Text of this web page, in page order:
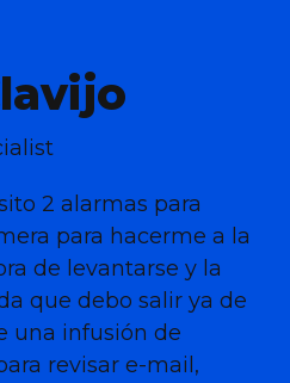
2 alarmas para
para hacerme a la
de levantarse y la
que debo salir ya de
una infusión de
revisar e-mail,